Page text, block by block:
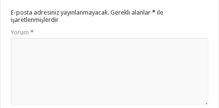
E-posta adresiniz yayınlanmayacak. Gerekli alanlar* ile
işaretlenmişlerdir
Yorum*